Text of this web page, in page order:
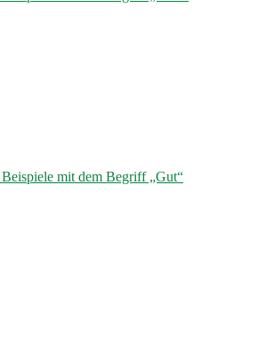
mit dem Begriff „Gut“